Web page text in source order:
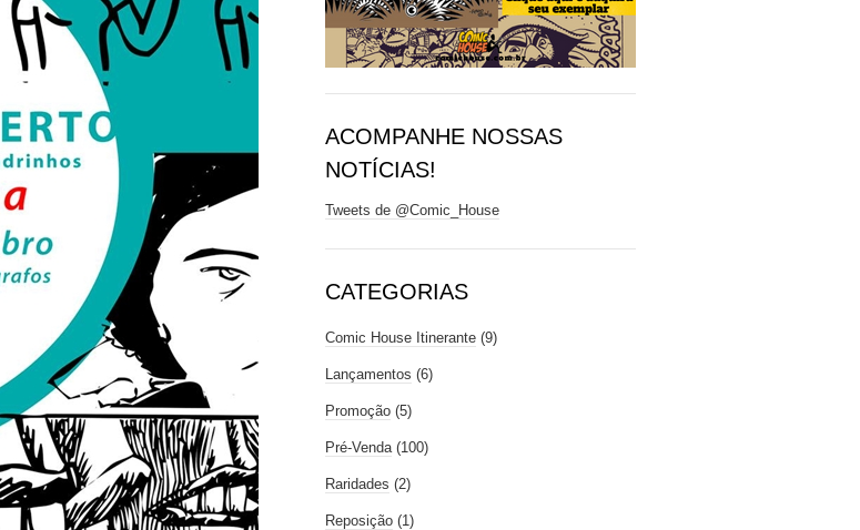
ACOMPANHE NOSSAS
NOTÍCIAS!
Tweets de @Comic_House
CATEGORIAS
Comic House Itinerante (9)
Lançamentos (6)
Promoção (5)
Pré-Venda (100)
Raridades (2)
Reposição (1)